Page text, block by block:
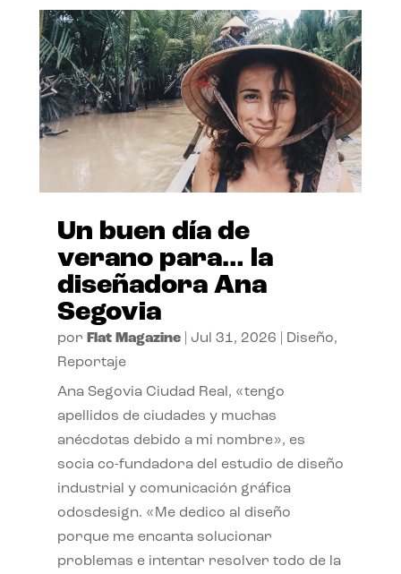
Un buen día de
verano para… la
diseñadora Ana
Segovia
por Flat Magazine| Jul 31, 2026 Diseño,
Reportaje
Ana Segovia Ciudad Real, «tengo
apellidos de ciudades y muchas
anécdotas debido a mi nombre», es
socia co-fundadora del estudio de diseño
industrial y comunicación gráfica
odosdesign. «Me dedico al diseño
porque me encanta solucionar
problemas e intentar resolver todo de la